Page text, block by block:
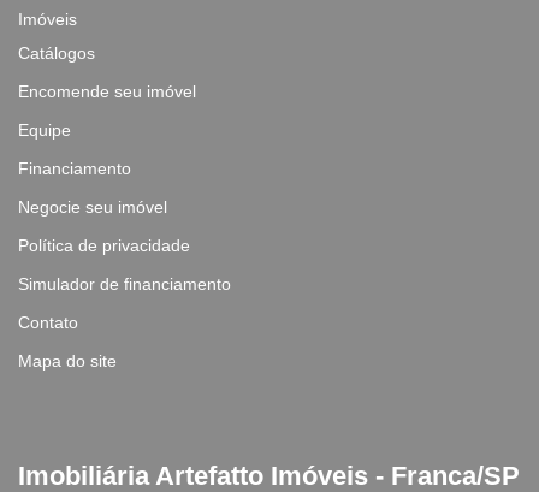
Imóveis
Catálogos
Encomende seu imóvel
Equipe
Financiamento
Negocie seu imóvel
Política de privacidade
Simulador de financiamento
Contato
Mapa do site
Imobiliária Artefatto Imóveis - Franca/SP